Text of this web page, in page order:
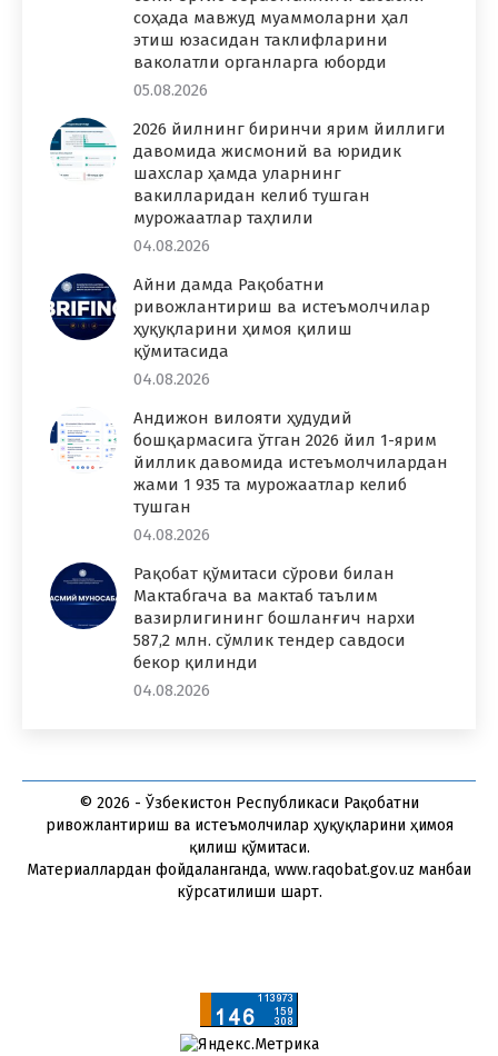
соҳада мавжуд муаммоларни ҳал
этиш юзасидан таклифларини
ваколатли органларга юборди
05.08.2026
2026 йилнинг биринчи ярим йиллиги
давомида жисмоний ва юридик
шахслар ҳамда уларнинг
вакилларидан келиб тушган
мурожаатлар таҳлили
04.08.2026
Айни дамда Рақобатни
ривожлантириш ва истеъмолчилар
ҳуқуқларини ҳимоя қилиш
қўмитасида
04.08.2026
Андижон вилояти ҳудудий
бошқармасига ўтган 2026 йил 1-ярим
йиллик давомида истеъмолчилардан
жами 1 935 та мурожаатлар келиб
тушган
04.08.2026
Рақобат қўмитаси сўрови билан
Мактабгача ва мактаб таълим
вазирлигининг бошланғич нархи
587,2 млн. сўмлик тендер савдоси
бекор қилинди
04.08.2026
© 2026 - Ўзбекистон Республикаси Рақобатни
ривожлантириш ва истеъмолчилар ҳуқуқларини ҳимоя
қилиш қўмитаси.
Материаллардан фойдаланганда, www.raqobat.gov.uz манбаи
кўрсатилиши шарт.